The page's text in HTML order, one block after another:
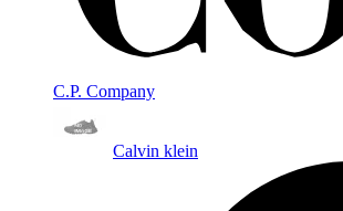
C.P. Company
Calvin klein